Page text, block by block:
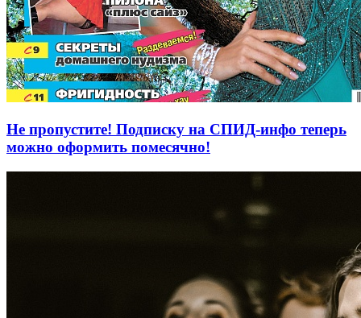
Не пропустите! Подписку на СПИД-инфо теперь
можно оформить помесячно!